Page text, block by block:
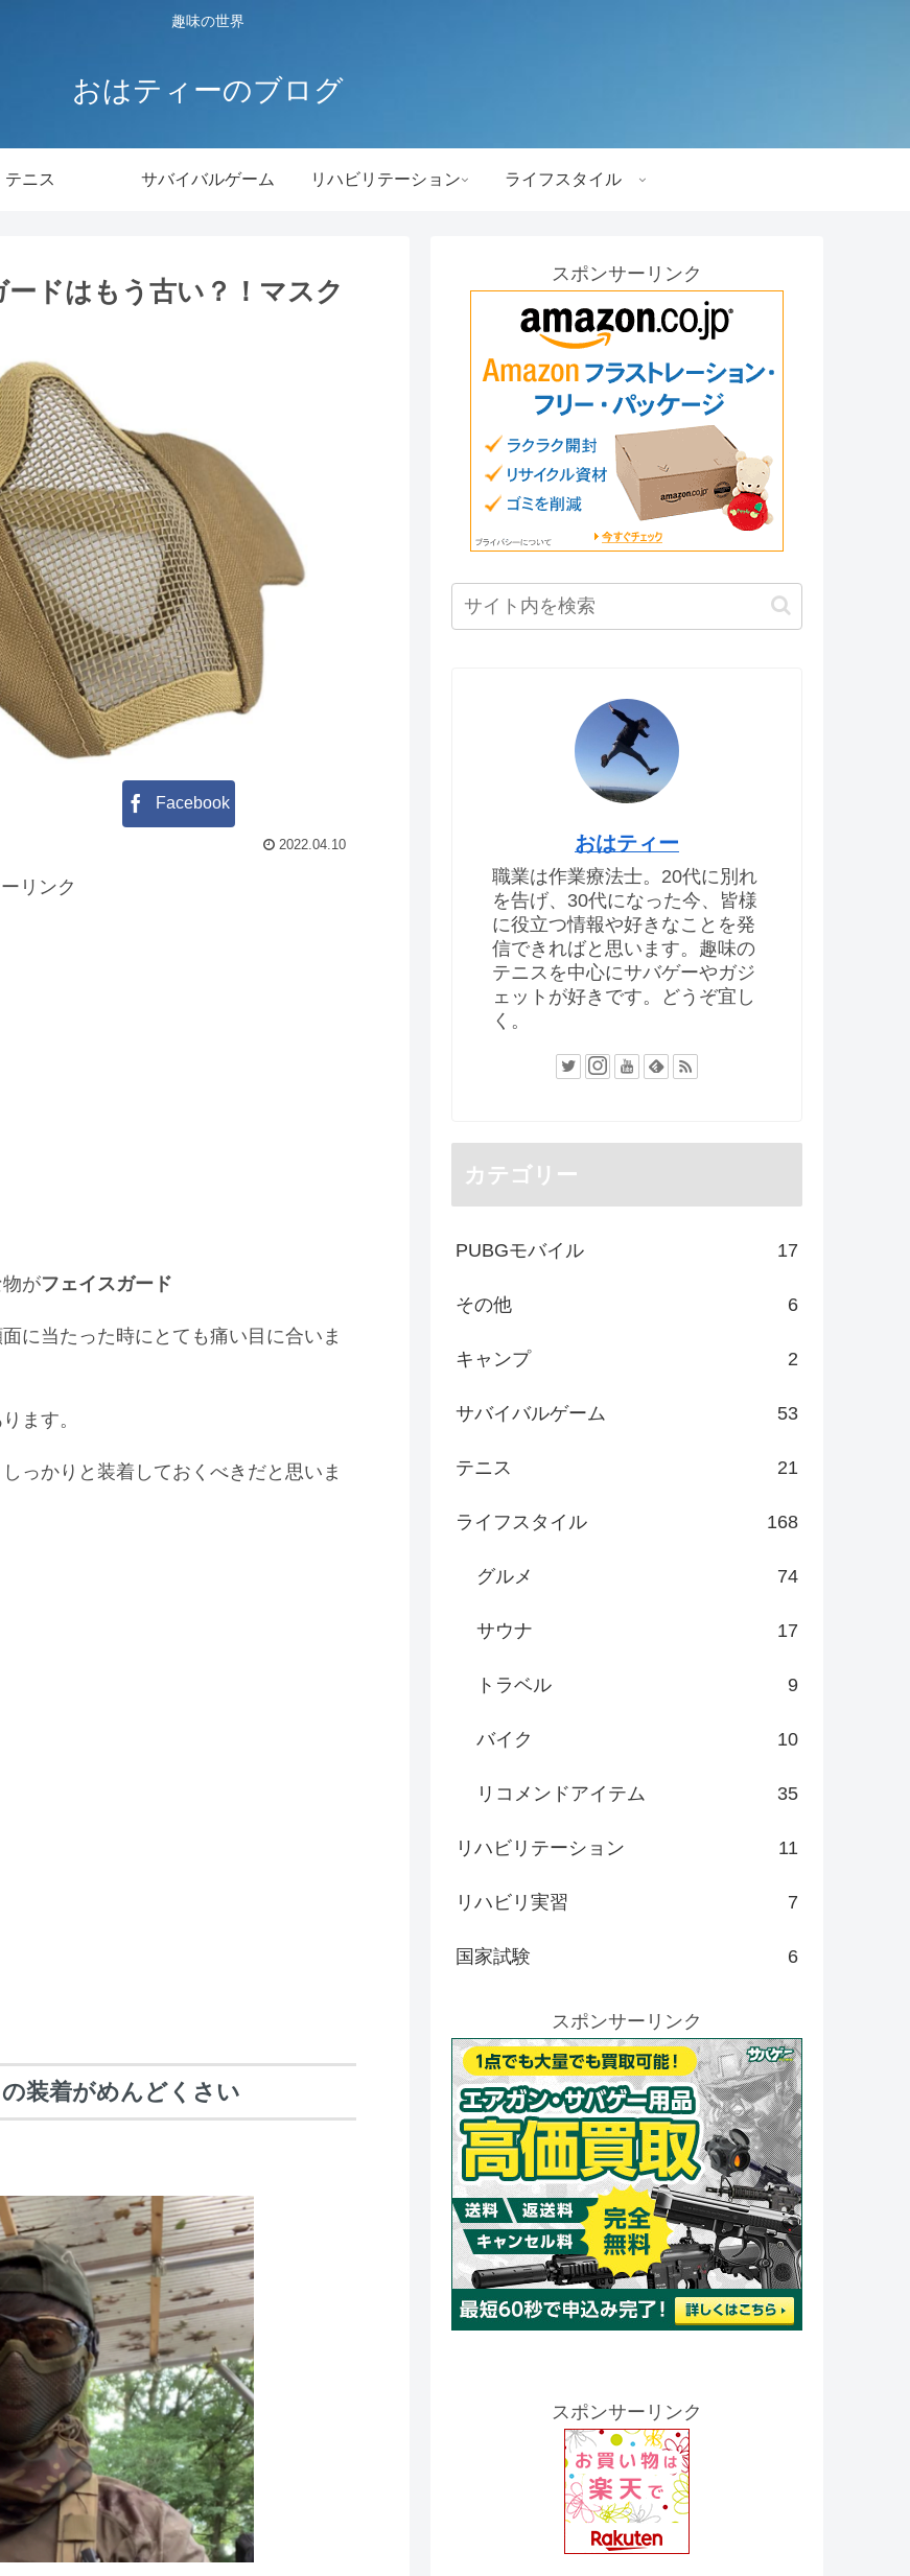
趣味の世界
おはティーのブログ
テニス サバイバルゲーム リハビリテーション ライフスタイル
ードはもう古い？！マスク
Facebook
2022.04.10
リンク
がフェイスガード
に当たった時にとても痛い目に合いま
ます。
っかりと装着しておくべきだと思いま
装着がめんどくさい
スポンサーリンク
おはティー
職業は作業療法士。20代に別れ
を告げ、30代になった今、皆様
に役立つ情報や好きなことを発
信できればと思います。趣味の
テニスを中心にサバゲーやガジ
ェットが好きです。どうぞ宜し
く。
カテゴリー
PUBGモバイル 17
その他 6
キャンプ 2
サバイバルゲーム 53
テニス 21
ライフスタイル 168
グルメ 74
サウナ 17
トラベル 9
バイク 10
リコメンドアイテム 35
リハビリテーション 11
リハビリ実習 7
国家試験 6
スポンサーリンク
スポンサーリンク